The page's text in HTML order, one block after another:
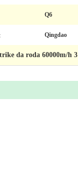
Q6
Qingdao
da roda 60000m/h 3